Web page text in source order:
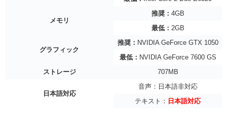
メモリ
推奨： 4GB
最低： 2GB
グラフィック
推奨： NVIDIA GeForce GTX 1050
最低： NVIDIA GeForce 7600 GS
ストレージ
707MB
日本語対応
音声：日本語非対応
テキスト： 日本語対応